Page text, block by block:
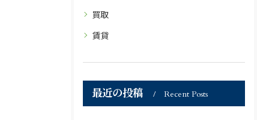
買取
賃貸
最近の投稿 Recent Posts